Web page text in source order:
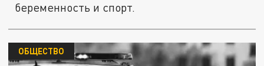
беременность и спорт.
ОБЩЕСТВО